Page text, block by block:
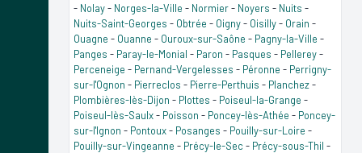
- Nolay- Norges-la-Ville - Normier- Noyers - Nuits -
Nuits-Saint-Georges - Obtrée - Oigny- Oisilly- Orain -
Ouagne - Ouanne - Ouroux-sur-Saône - Pagny-la-Ville -
Panges - Paray-le-Monial - Paron - Pasques - Pellerey-
Perceneige - Pernand-Vergelesses - Péronne - Perrigny-
sur-l'Ognon - Pierreclos - Pierre-Perthuis - Planchez-
Plombières-lès-Dijon - Plottes - Poiseul-la-Grange -
Poiseul-lès-Saulx- Poisson - Poncey-lès-Athée - Poncey-
sur-l'Ignon - Pontoux- Posanges - Pouilly-sur-Loire -
Pouilly-sur-Vingeanne - Précy-le-Sec - Précy-sous-Thil -